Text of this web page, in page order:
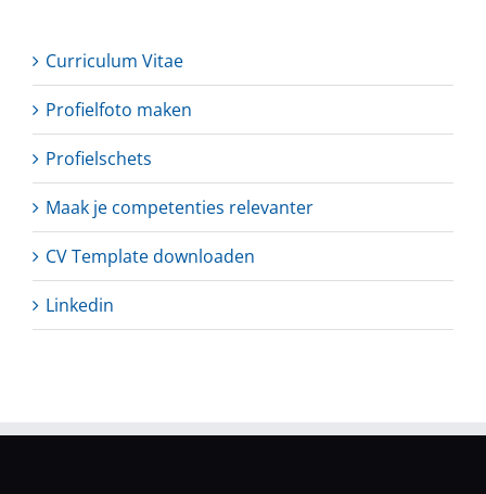
Curriculum Vitae
Profielfoto maken
Profielschets
Maak je competenties relevanter
CV Template downloaden
Linkedin